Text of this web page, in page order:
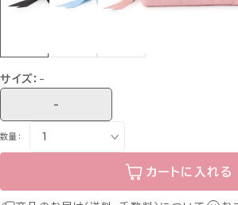
サイズ： -
-
数量：
カートに入れる